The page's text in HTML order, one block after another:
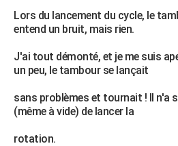
Art de vivre
Bien-être
Loisirs
Mode
Modes de vie
SANTE
VOYAGE
Destinations
City break
Voyage nature
Voyage de noces
Forum
Climat
+PHOTO
GUIDES D'ACHAT
BONS PLANS
Lors du lancement du cycle, le
entend un bruit, mais rien.
J'ai tout démonté, et je me suis
un peu, le tambour se lançait
sans problèmes et tournait ! Il n'a
(même à vide) de lancer la
rotation.